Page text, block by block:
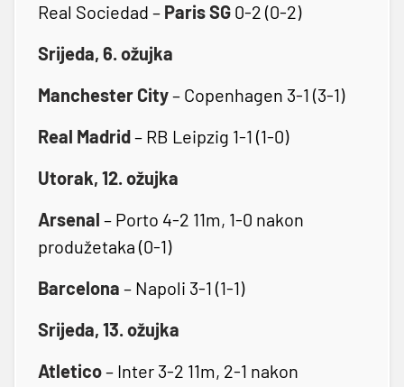
Real Sociedad – Paris SG 0-2 (0-2)
Srijeda, 6. ožujka
Manchester City– Copenhagen 3-1 (3-1)
Real Madrid– RB Leipzig 1-1 (1-0)
Utorak, 12. ožujka
Arsenal – Porto 4-2 11m, 1-0 nakon
produžetaka (0-1)
Barcelona – Napoli 3-1 (1-1)
Srijeda, 13. ožujka
Atletico– Inter 3-2 11m, 2-1 nakon